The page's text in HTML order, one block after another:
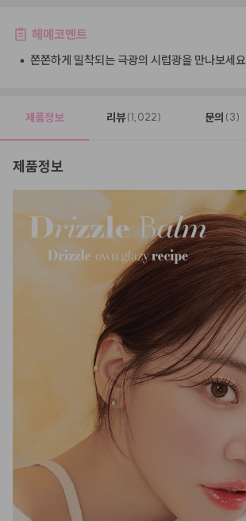
헤메코멘트
• 쫀쫀하게 밀착되는 극광의 시럽광을 만나보세요.
제품정보 리뷰 (1,022) 문의 (3)
제품정보